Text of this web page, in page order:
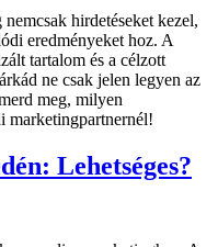
hirdetéseket kezel,
eredményeket hoz. A
tartalom és a célzott
ne csak jelen legyen az
meg, milyen
marketingpartnernél!
Lehetséges?